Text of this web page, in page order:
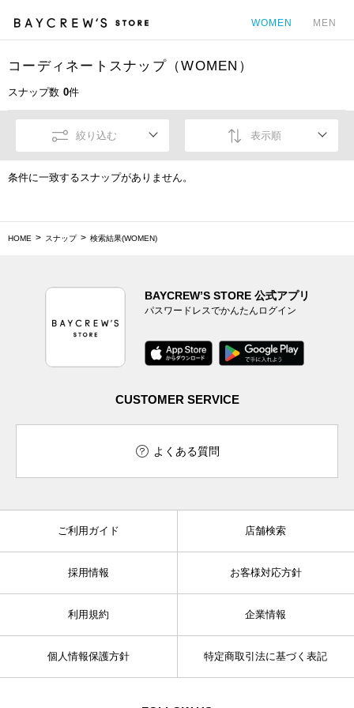
WOMEN MEN
コーディネートスナップ（WOMEN）
スナップ数 0件
絞り込む 表示順
条件に一致するスナップがありません。
HOME スナップ 検索結果(WOMEN)
BAYCREW’S STORE 公式アプリ
パスワードレスでかんたんログイン
CUSTOMER SERVICE
よくある質問
ご利用ガイド 店舗検索
採用情報 お客様対応方針
利用規約 企業情報
個人情報保護方針 特定商取引法に基づく表記